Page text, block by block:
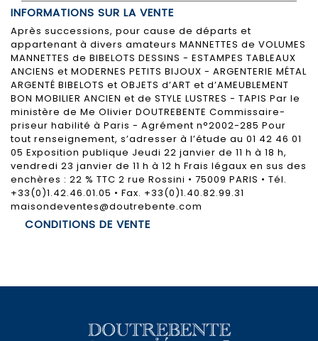
INFORMATIONS SUR LA VENTE
Après successions, pour cause de départs et
appartenant à divers amateurs MANNETTES de VOLUMES
MANNETTES de BIBELOTS DESSINS - ESTAMPES TABLEAUX
ANCIENS et MODERNES PETITS BIJOUX - ARGENTERIE MÉTAL
ARGENTÉ BIBELOTS et OBJETS d’ART et d’AMEUBLEMENT
BON MOBILIER ANCIEN et de STYLE LUSTRES - TAPIS Par le
ministère de Me Olivier DOUTREBENTE Commissaire-
priseur habilité à Paris - Agrément n°2002-285 Pour
tout renseignement, s’adresser à l’étude au 01 42 46 01
05 Exposition publique Jeudi 22 janvier de 11 h à 18 h,
vendredi 23 janvier de 11 h à 12 h Frais légaux en sus des
enchères : 22 % TTC 2 rue Rossini • 75009 PARIS • Tél.
+33(0)1.42.46.01.05 • Fax. +33(0)1.40.82.99.31
maisondeventes@doutrebente.com
CONDITIONS DE VENTE